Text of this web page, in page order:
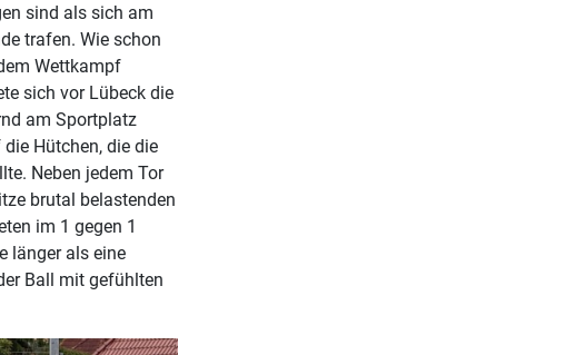
sind als sich am
trafen. Wie schon
Wettkampf
sich vor Lübeck die
am Sportplatz
Hütchen, die die
Neben jedem Tor
brutal belastenden
im 1 gegen 1
länger als eine
Ball mit gefühlten